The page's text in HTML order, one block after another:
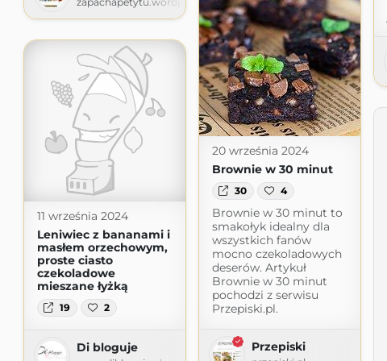
20 września 2024
Brownie w 30 minut
30 4
Brownie w 30 minut to
smakołyk idealny dla
wszystkich fanów
mocno czekoladowych
deserów. Artykuł
Brownie w 30 minut
pochodzi z serwisu
Przepiski.pl.
Przepiski
11 września 2024
Leniwiec z bananami i
masłem orzechowym,
proste ciasto
czekoladowe
mieszane łyżką
19 2
Di bloguje